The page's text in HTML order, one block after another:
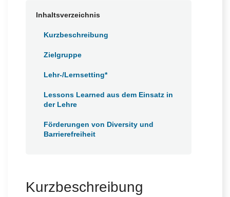
Inhaltsverzeichnis
Kurzbeschreibung
Zielgruppe
Lehr-/Lernsetting*
Lessons Learned aus dem Einsatz in
der Lehre
Förderungen von Diversity und
Barrierefreiheit
Kurzbeschreibung